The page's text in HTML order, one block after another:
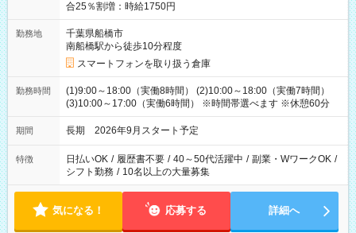
合25％割増：時給1750円
勤務地
千葉県船橋市
南船橋駅から徒歩10分程度
スマートフォンを取り扱う倉庫
勤務時間
(1)9:00～18:00（実働8時間） (2)10:00～18:00（実働7時間）
(3)10:00～17:00（実働6時間） ※時間帯選べます ※休憩60分
期間 長期 2026年9月スタート予定
特徴 日払いOK / 履歴書不要 / 40～50代活躍中 / 副業・WワークOK /
シフト勤務 / 10名以上の大量募集
気になる！ 応募する 詳細へ